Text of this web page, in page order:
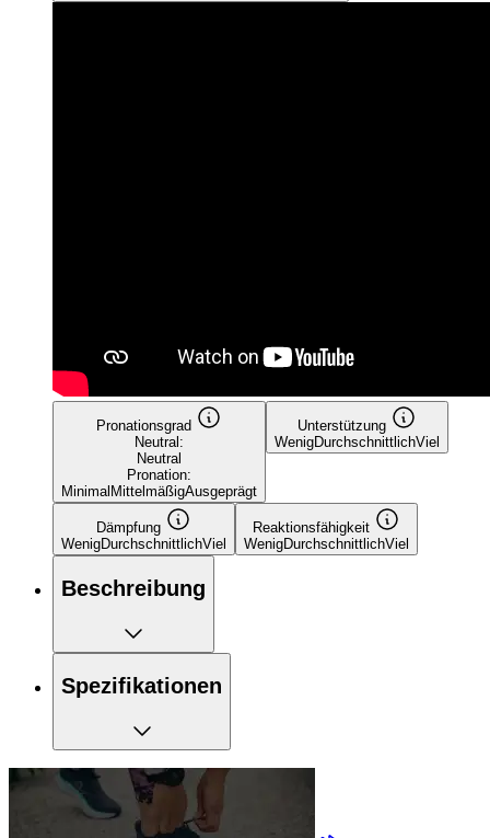
Pronationsgrad
Neutral:
Neutral
Pronation:
MinimalMittelmäßigAusgeprägt
Unterstützung
WenigDurchschnittlichViel
Dämpfung
WenigDurchschnittlichViel
Reaktionsfähigkeit
WenigDurchschnittlichViel
Beschreibung
Spezifikationen